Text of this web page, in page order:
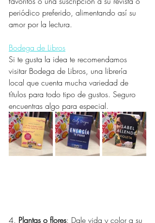
periódico preferido, alimentando así su
amor por la lectura.
Bodega de Libros
Si te gusta la idea te recomendamos
visitar Bodega de Libros, una librería
local que cuenta mucha variedad de
títulos para todo tipo de gustos. Seguro
encuentras algo para especial.
4. Plantas o flores: Dale vida y color a su